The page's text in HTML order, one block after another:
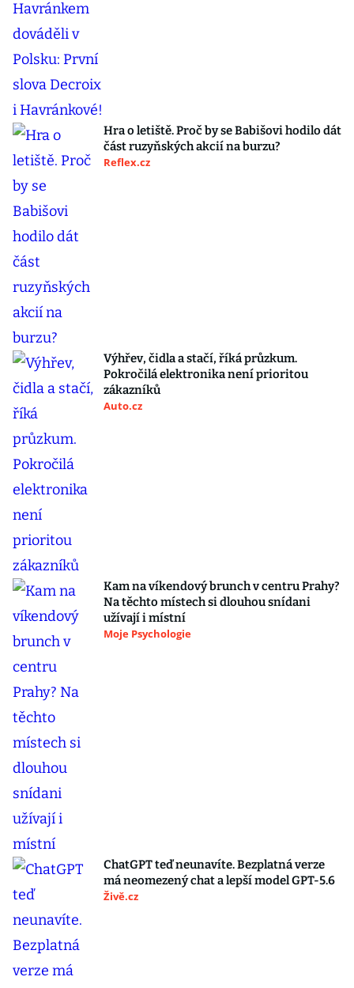
Hra o letiště. Proč by se Babišovi hodilo dát
část ruzyňských akcií na burzu?
Reflex.cz
Výhřev, čidla a stačí, říká průzkum.
Pokročilá elektronika není prioritou
zákazníků
Auto.cz
Kam na víkendový brunch v centru Prahy?
Na těchto místech si dlouhou snídani
užívají i místní
Moje Psychologie
ChatGPT teď neunavíte. Bezplatná verze
má neomezený chat a lepší model GPT-5.6
Živě.cz